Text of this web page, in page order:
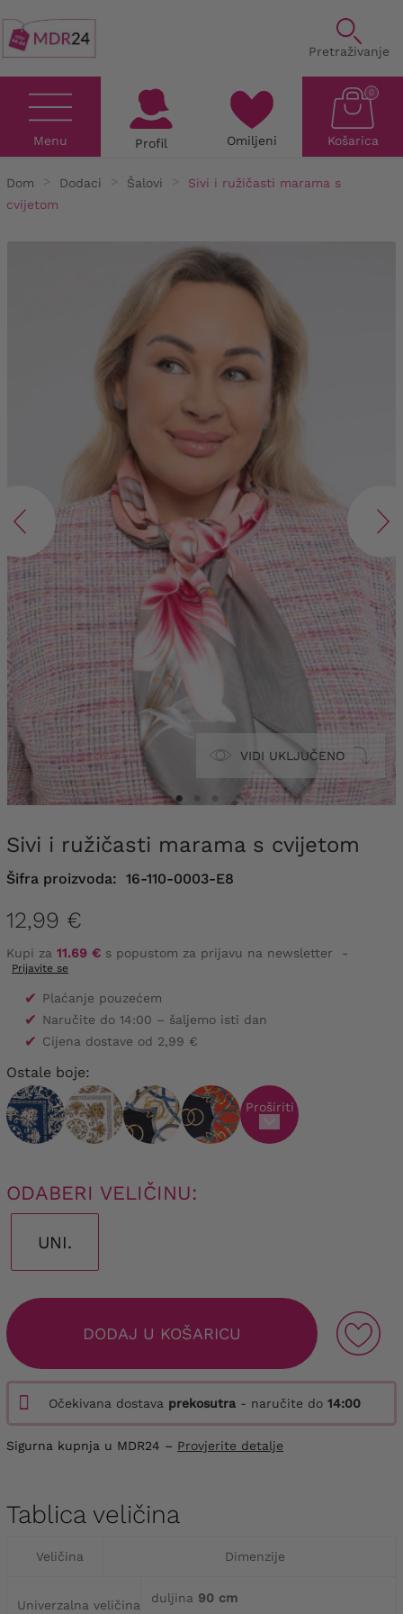
Pretraživanje
Menu Profil Omiljeni Košarica
0
Dom Dodaci Šalovi
Sivi i ružičasti marama s
cvijetom
VIDI UKLJUČENO
Sivi i ružičasti marama s cvijetom
Šifra proizvoda: 16-110-0003-E8
12,99 €
Kupi za 11.69 € s popustom za prijavu na newsletter -
Prijavite se
✔ Plaćanje pouzećem
✔ Naručite do 14:00 – šaljemo isti dan
✔ Cijena dostave od 2,99 €
Ostale boje:
Proširiti
ODABERI VELIČINU:
UNI.
DODAJ U KOŠARICU
Očekivana dostava prekosutra - naručite do 14:00
Sigurna kupnja u MDR24 – Provjerite detalje
Tablica veličina
Veličina Dimenzije
Univerzalna veličina duljina 90 cm